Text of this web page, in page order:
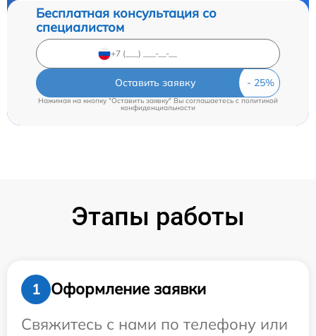
Бесплатная консультация со
специалистом
Оставить заявку
Нажимая на кнопку "Оставить заявку" Вы соглашаетесь cполитикой
конфиденциальности
Этапы работы
1
Оформление заявки
Свяжитесь с нами по телефону или